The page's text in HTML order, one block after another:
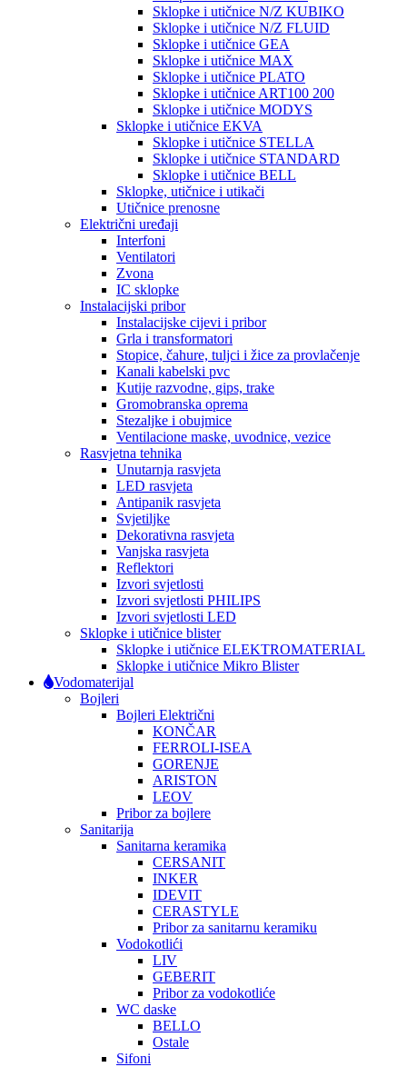
Sklopke i utičnice N/Z KUBIKO
Sklopke i utičnice N/Z FLUID
Sklopke i utičnice GEA
Sklopke i utičnice MAX
Sklopke i utičnice PLATO
Sklopke i utičnice ART100 200
Sklopke i utičnice MODYS
Sklopke i utičnice EKVA
Sklopke i utičnice STELLA
Sklopke i utičnice STANDARD
Sklopke i utičnice BELL
Sklopke, utičnice i utikači
Utičnice prenosne
Električni uređaji
Interfoni
Ventilatori
Zvona
IC sklopke
Instalacijski pribor
Instalacijske cijevi i pribor
Grla i transformatori
Stopice, čahure, tuljci i žice za provlačenje
Kanali kabelski pvc
Kutije razvodne, gips, trake
Gromobranska oprema
Stezaljke i obujmice
Ventilacione maske, uvodnice, vezice
Rasvjetna tehnika
Unutarnja rasvjeta
LED rasvjeta
Antipanik rasvjeta
Svjetiljke
Dekorativna rasvjeta
Vanjska rasvjeta
Reflektori
Izvori svjetlosti
Izvori svjetlosti PHILIPS
Izvori svjetlosti LED
Sklopke i utičnice blister
Sklopke i utičnice ELEKTROMATERIAL
Sklopke i utičnice Mikro Blister
Vodomaterijal
Bojleri
Bojleri Električni
KONČAR
FERROLI-ISEA
GORENJE
ARISTON
LEOV
Pribor za bojlere
Sanitarija
Sanitarna keramika
CERSANIT
INKER
IDEVIT
CERASTYLE
Pribor za sanitarnu keramiku
Vodokotlići
LIV
GEBERIT
Pribor za vodokotliće
WC daske
BELLO
Ostale
Sifoni